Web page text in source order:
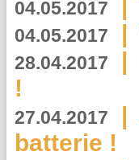
04.05.2017 |
04.05.2017 |
28.04.2017 |
!
27.04.2017 |
batterie !